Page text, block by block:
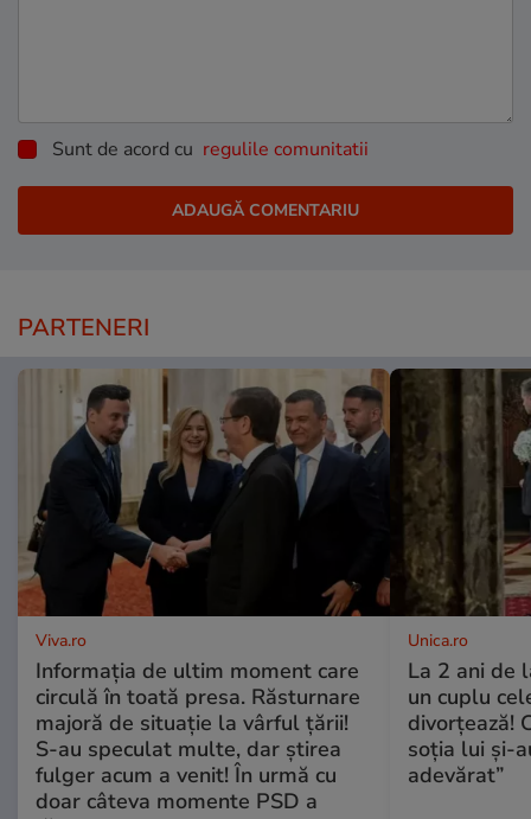
Sunt de acord cu regulile comunitatii
PARTENERI
Viva.ro
Informația de ultim moment care
circulă în toată presa. Răsturnare
majoră de situație la vârful țării!
S-au speculat multe, dar știrea
fulger acum a venit! În urmă cu
doar câteva momente PSD a
Unica.ro
La 2 ani de
un cuplu
divorțează!
soția lui și-
adevărat”